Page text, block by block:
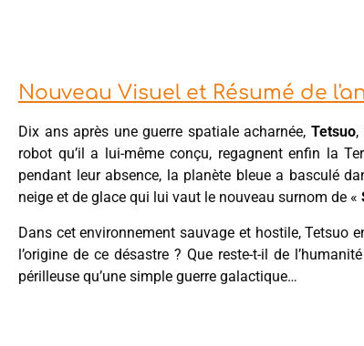
Nouveau Visuel et Résumé de
Dix ans après une guerre spatiale acharnée, Tetsuo,
robot qu’il a lui-même conçu, regagnent enfin la
pendant leur absence, la planète bleue a basculé
neige et de glace qui lui vaut le nouveau surnom de «
Dans cet environnement sauvage et hostile, Tetsuo
l’origine de ce désastre ? Que reste-t-il de
périlleuse qu’une simple guerre galactique…